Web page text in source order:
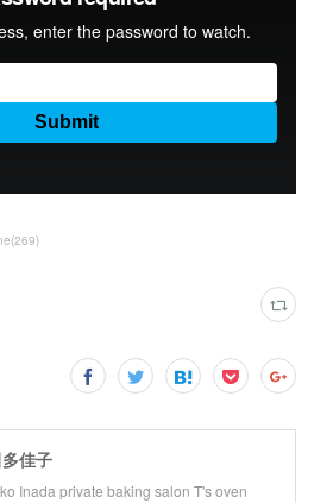
(269)
佳子
Inada private baking salon T's oven